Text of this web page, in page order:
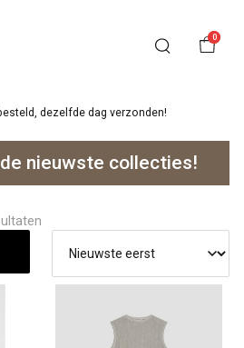
0
binnen 14 dagen.
nieuwste collecties!